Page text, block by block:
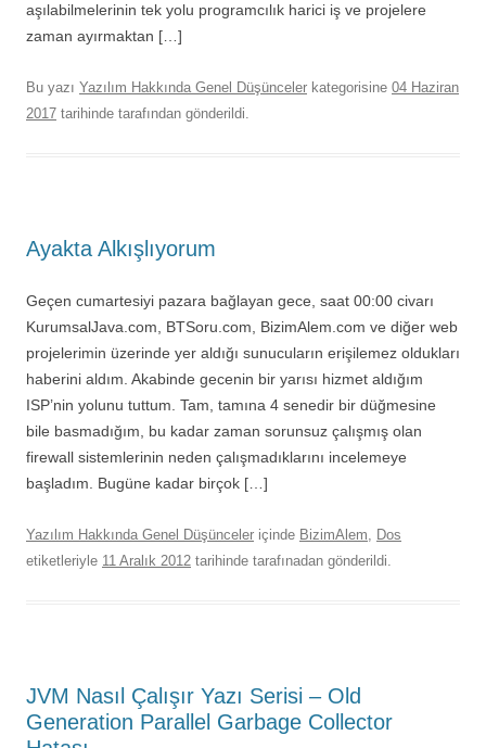
aşılabilmelerinin tek yolu programcılık harici iş ve projelere
zaman ayırmaktan […]
Bu yazı Yazılım Hakkında Genel Düşünceler kategorisine 04 Haziran
2017 tarihinde tarafından gönderildi.
Ayakta Alkışlıyorum
Geçen cumartesiyi pazara bağlayan gece, saat 00:00 civarı
KurumsalJava.com, BTSoru.com, BizimAlem.com ve diğer web
projelerimin üzerinde yer aldığı sunucuların erişilemez oldukları
haberini aldım. Akabinde gecenin bir yarısı hizmet aldığım
ISP’nin yolunu tuttum. Tam, tamına 4 senedir bir düğmesine
bile basmadığım, bu kadar zaman sorunsuz çalışmış olan
firewall sistemlerinin neden çalışmadıklarını incelemeye
başladım. Bugüne kadar birçok […]
Yazılım Hakkında Genel Düşünceler içinde BizimAlem, Dos
etiketleriyle 11 Aralık 2012 tarihinde tarafınadan gönderildi.
JVM Nasıl Çalışır Yazı Serisi – Old
Generation Parallel Garbage Collector